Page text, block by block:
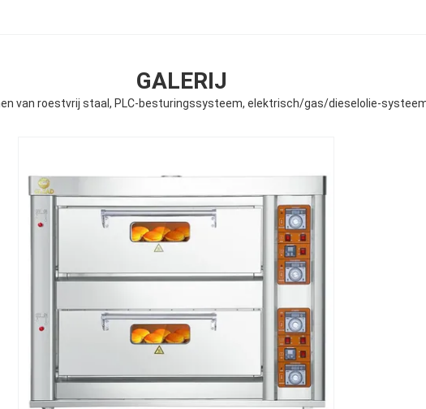
GALERIJ
van roestvrij staal, PLC-besturingssysteem, elektrisch/gas/dieselolie-